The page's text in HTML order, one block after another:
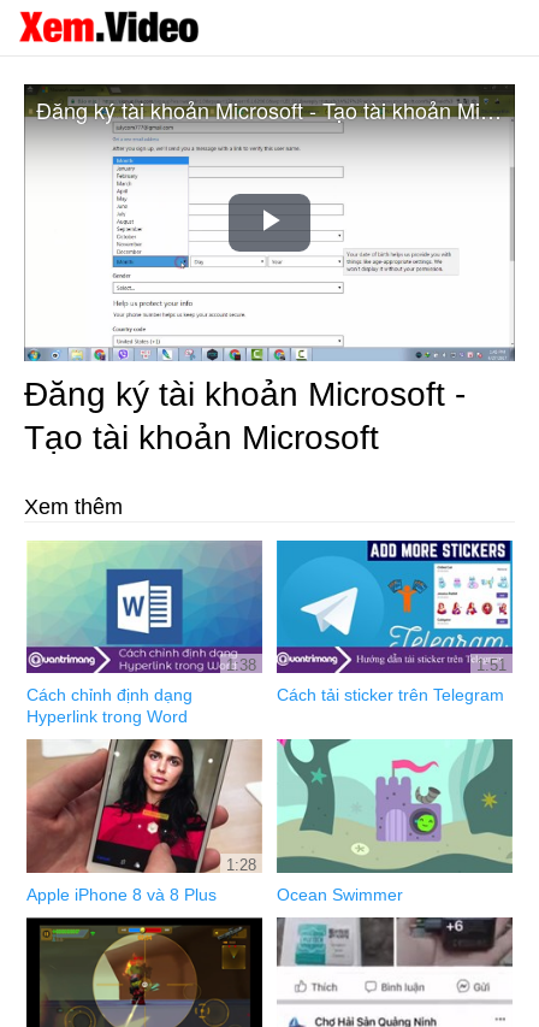
Play
Video
Đăng ký tài khoản Microsoft - Tạo tài khoản Microsoft
Đăng ký tài khoản Microsoft -
Tạo tài khoản Microsoft
Xem thêm
1:38
Cách chỉnh định dạng
Hyperlink trong Word
1:51
Cách tải sticker trên Telegram
1:28
Apple iPhone 8 và 8 Plus Ocean Swimmer